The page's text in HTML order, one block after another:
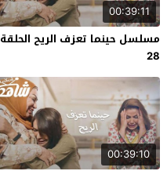
00:39:11
مسلسل حينما تعزف الريح الحلقة
28
00:39:10